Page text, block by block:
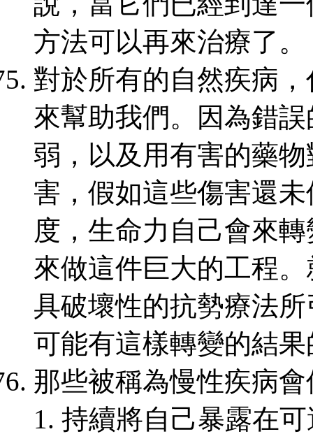
方法可以再來治療了。
對於所有的自然疾病
來幫助我們。因為錯
弱，以及用有害的藥
害，假如這些傷害還
度，生命力自己會來
來做這件巨大的工程
具破壞性的抗勢療法
可能有這樣轉變的結果
那些被稱為慢性疾病
持續將自己暴露在